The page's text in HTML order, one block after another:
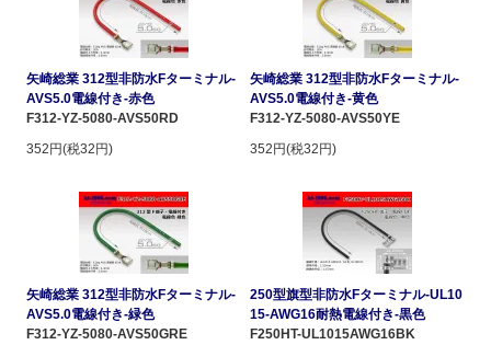
矢崎総業 312型非防水Fターミナル-
AVS5.0電線付き-赤色
F312-YZ-5080-AVS50RD
352円(税32円)
矢崎総業 312型非防水Fターミナル-
AVS5.0電線付き-黄色
F312-YZ-5080-AVS50YE
352円(税32円)
矢崎総業 312型非防水Fターミナル-
AVS5.0電線付き-緑色
F312-YZ-5080-AVS50GRE
250型旗型非防水Fターミナル-UL10
15-AWG16耐熱電線付き-黒色
F250HT-UL1015AWG16BK